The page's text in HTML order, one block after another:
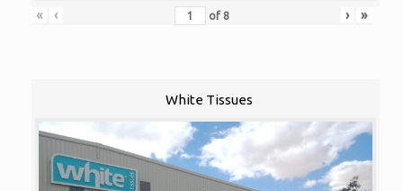
« ‹ of 8 › »
White Tissues